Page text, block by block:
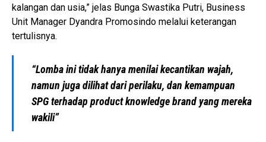
kalangan dan usia,” jelas Bunga Swastika Putri, Business
Unit Manager Dyandra Promosindo melalui keterangan
tertulisnya.
“Lomba ini tidak hanya menilai kecantikan wajah,
namun juga dilihat dari perilaku, dan kemampuan
SPG terhadap product knowledge brand yang mereka
wakili”